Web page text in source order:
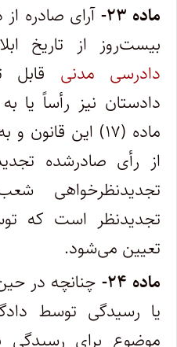
ماده ۲۳-
آرای صادره
بیست‌روز از تاریخ
دادرسی مدنی قابل
دادستان نیز رأساً یا
ماده (۱۷) این
از رأی صادرشده
تجدیدنظرخواهی
تجدیدنظر است که
تعیین می‌شود.
ماده ۲۴-
چنانچه در
یا رسیدگی توسط
موضوع برای